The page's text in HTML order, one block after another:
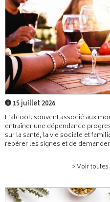
15 juillet 2026
L’alcool, souvent associé aux
entraîner une dépendance
sur la santé, la vie sociale et
repérer les signes et de
> Voir